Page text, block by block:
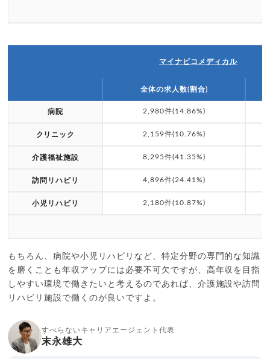
マイナビコメディカル
全体の求人数(割合)
病院 2,980件(14.86%)
クリニック 2,159件(10.76%)
介護福祉施設 8,295件(41.35%)
訪問リハビリ 4,896件(24.41%)
小児リハビリ 2,180件(10.87%)
もちろん、病院や小児リハビリなど、特定分野の専門的な知識
を磨くことも年収アップには必要不可欠ですが、高年収を目指
しやすい環境で働きたいと考えるのであれば、介護施設や訪問
リハビリ施設で働くのが良いですよ。
すべらないキャリアエージェント代表
末永雄大